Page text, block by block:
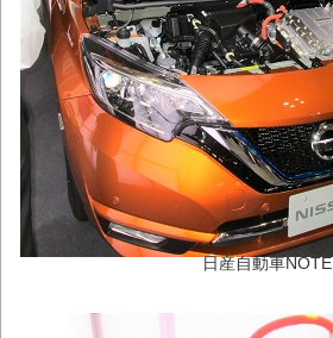
日産自動車NOTE